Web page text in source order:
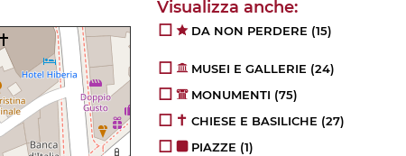
DA NON PERDERE (15)
MUSEI E GALLERIE (24)
MONUMENTI (75)
CHIESE E BASILICHE (27)
PIAZZE (1)